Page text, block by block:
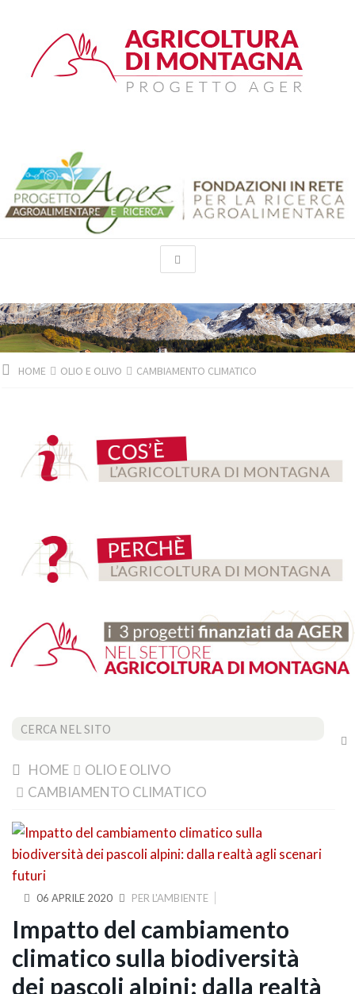
HOME OLIO E OLIVO CAMBIAMENTO CLIMATICO
Cerca...
HOME
OLIO E OLIVO
CAMBIAMENTO CLIMATICO
06 APRILE 2020 PER L'AMBIENTE
Impatto del cambiamento
climatico sulla biodiversità
dei pascoli alpini: dalla realtà